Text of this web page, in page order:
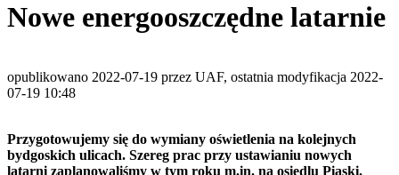
Nowe energooszczędne latarnie
opublikowano 2022-07-19 przez UAF, ostatnia modyfikacja 2022-
07-19 10:48
Przygotowujemy się do wymiany oświetlenia na kolejnych
bydgoskich ulicach. Szereg prac przy ustawianiu nowych
latarni zaplanowaliśmy w tym roku m.in. na osiedlu Piaski.